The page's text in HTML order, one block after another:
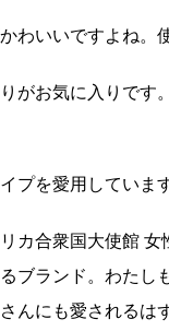
わいいですよね。
がお気に入りです
プを愛用していま
カ合衆国大使館
ブランド。わたし
んにも愛されるは